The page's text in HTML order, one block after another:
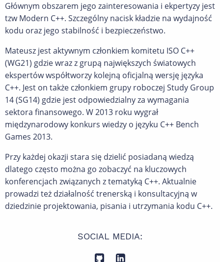
Głównym obszarem jego zainteresowania i ekpertyzy jest
tzw Modern C++. Szczególny nacisk kładzie na wydajność
kodu oraz jego stabilność i bezpieczeństwo.
Mateusz jest aktywnym członkiem komitetu ISO C++
(WG21) gdzie wraz z grupą największych światowych
ekspertów współtworzy kolejną oficjalną wersję języka
C++. Jest on także członkiem grupy roboczej Study Group
14 (SG14) gdzie jest odpowiedzialny za wymagania
sektora finansowego. W 2013 roku wygrał
międzynarodowy konkurs wiedzy o języku C++ Bench
Games 2013.
Przy każdej okazji stara się dzielić posiadaną wiedzą
dlatego często można go zobaczyć na kluczowych
konferencjach związanych z tematyką C++. Aktualnie
prowadzi też działalność trenerską i konsultacyjną w
dziedzinie projektowania, pisania i utrzymania kodu C++.
SOCIAL MEDIA: